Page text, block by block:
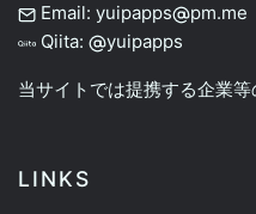
Email: yuipapps
pm.me
Qiita:
yuipapps
当サイトでは提携する企業等
LINKS